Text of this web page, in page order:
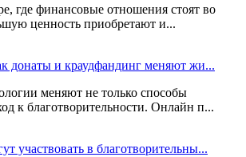
где финансовые отношения стоят во
ценность приобретают и...
донаты и краудфандинг меняют жи...
меняют не только способы
к благотворительности. Онлайн п...
участвовать в благотворительны...